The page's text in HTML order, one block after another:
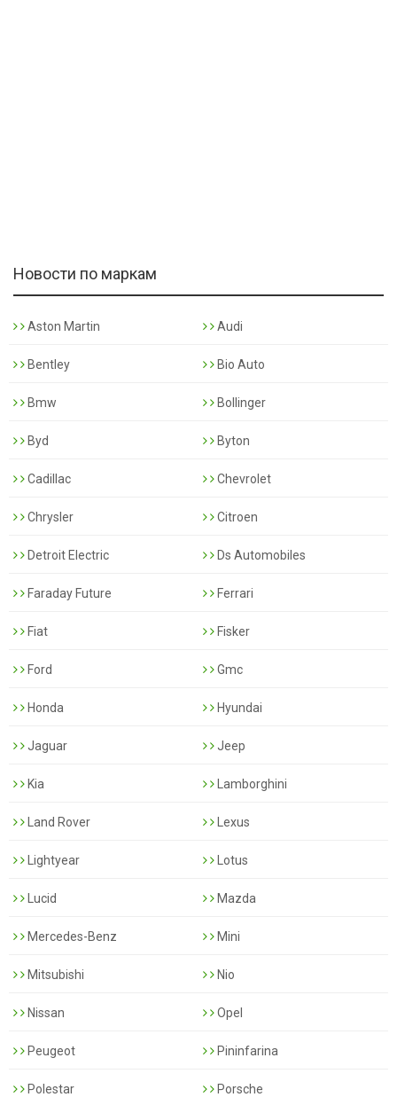
Новости по маркам
Aston Martin Audi
Bentley Bio Auto
Bmw Bollinger
Byd Byton
Cadillac Chevrolet
Chrysler Citroen
Detroit Electric Ds Automobiles
Faraday Future Ferrari
Fiat Fisker
Ford Gmc
Honda Hyundai
Jaguar Jeep
Kia Lamborghini
Land Rover Lexus
Lightyear Lotus
Lucid Mazda
Mercedes-Benz Mini
Mitsubishi Nio
Nissan Opel
Peugeot Pininfarina
Polestar Porsche